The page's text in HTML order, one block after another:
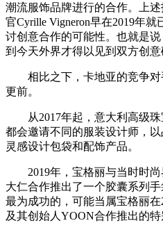
潮流服饰品牌进行的合作。上
官Cyrille Vigneron早在2019年
讨创意合作的可能性。也就是
到今天外界才得以见到双方创意
相比之下，卡地亚的竞争对
更前。
从2017年起，意大利高级珠
都会邀请不同的服装设计师，以
灵感设计包袋和配饰产品。
2019年，宝格丽与当时时尚
大仁合作推出了一个胶囊系列
最为成功的，可能当属宝格丽
及其创始人YOON合作推出的特